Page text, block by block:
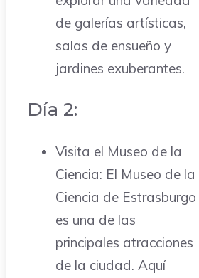
de galerías artísticas,
salas de ensueño y
jardines exuberantes.
Día 2:
Visita el Museo de la
Ciencia: El Museo de la
Ciencia de Estrasburgo
es una de las
principales atracciones
de la ciudad. Aquí